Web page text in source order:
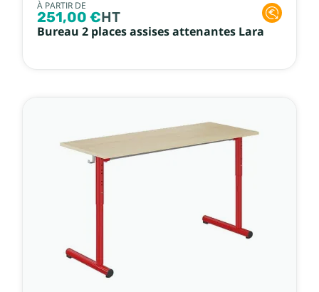
À PARTIR DE
251,00 €HT
Bureau 2 places assises attenantes Lara